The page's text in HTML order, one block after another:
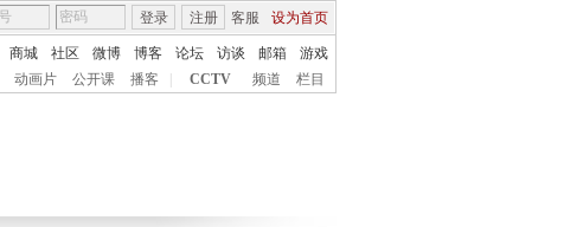
客服 设为首页
登录 注册
商城 社区 微博 博客 论坛 访谈 邮箱
游戏
动画片 公开课 播客 CCTV 频道 栏目